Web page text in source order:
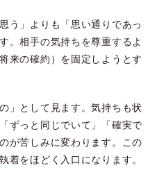
う」よりも「思い通りであっ
。相手の気持ちを尊重するよ
来の確約）を固定しようとす
」として見ます。気持ちも状
ずっと同じでいて」「確実で
が苦しみに変わります。この
着をほどく入口になります。